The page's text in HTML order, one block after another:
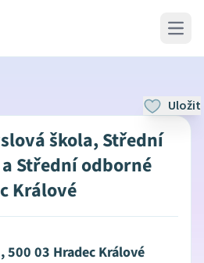
Open
Uložit
škola, Střední
Střední odborné
Králové
500 03 Hradec Králové